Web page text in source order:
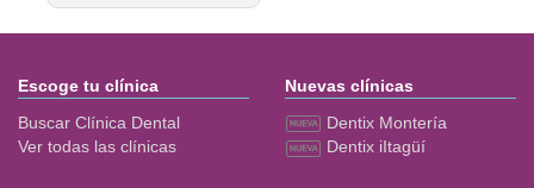
Escoge tu clínica
Buscar Clínica Dental
Ver todas las clínicas
Nuevas clínicas
Dentix Montería
Dentix iItagüí